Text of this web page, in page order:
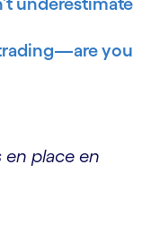
you
en place en